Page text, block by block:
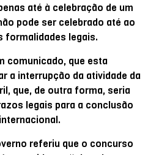
até à celebração de um
pode ser celebrado até ao
formalidades legais.
comunicado, que esta
a interrupção da atividade da
que, de outra forma, seria
legais para a conclusão
referiu que o concurso